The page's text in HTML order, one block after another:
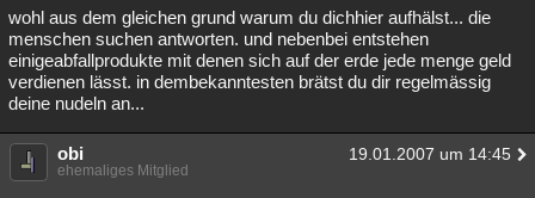
wohl aus dem gleichen grund warum du dichhier aufhälst... die
menschen suchen antworten. und nebenbei entstehen
einigeabfallprodukte mit denen sich auf der erde jede menge geld
verdienen lässt. in dembekanntesten brätst du dir regelmässig
deine nudeln an...
obi 19.01.2007 um 14:45
ehemaliges Mitglied